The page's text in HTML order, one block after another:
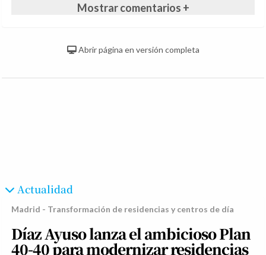
Mostrar comentarios +
Abrir página en versión completa
Actualidad
Madrid - Transformación de residencias y centros de día
Díaz Ayuso lanza el ambicioso Plan
40-40 para modernizar residencias